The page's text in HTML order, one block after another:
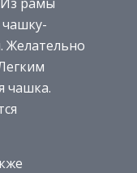
Желательно
чашка.